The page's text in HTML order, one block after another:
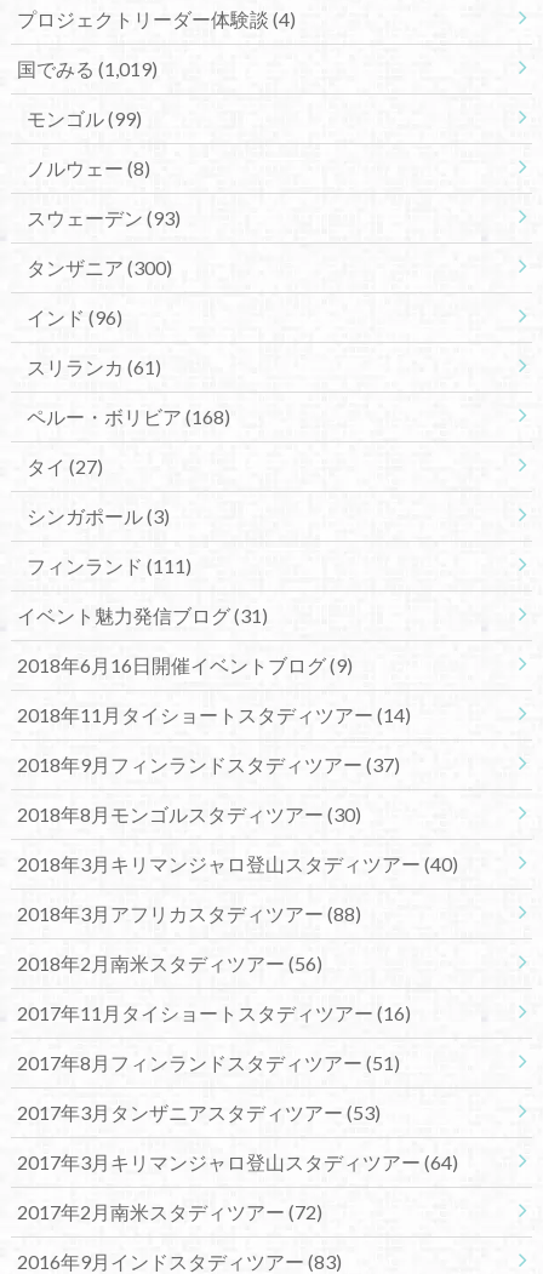
プロジェクトリーダー体験談 (4)
国でみる (1,019)
モンゴル(99)
ノルウェー (8)
スウェーデン (93)
タンザニア (300)
インド (96)
スリランカ (61)
ペルー・ボリビア (168)
タイ (27)
シンガポール(3)
フィンランド (111)
イベント魅力発信ブログ(31)
2018年6月16日開催イベントブログ(9)
2018年11月タイショートスタディツアー (14)
2018年9月フィンランドスタディツアー (37)
2018年8月モンゴルスタディツアー (30)
2018年3月キリマンジャロ登山スタディツアー (40)
2018年3月アフリカスタディツアー (88)
2018年2月南米スタディツアー (56)
2017年11月タイショートスタディツアー (16)
2017年8月フィンランドスタディツアー (51)
2017年3月タンザニアスタディツアー (53)
2017年3月キリマンジャロ登山スタディツアー (64)
2017年2月南米スタディツアー (72)
2016年9月インドスタディツアー (83)